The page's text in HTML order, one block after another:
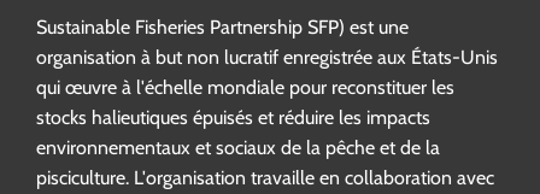
Sustainable Fisheries Partnership SFP) est une
organisation à but non lucratif enregistrée aux États-Unis
qui œuvre à l'échelle mondiale pour reconstituer les
stocks halieutiques épuisés et réduire les impacts
environnementaux et sociaux de la pêche et de la
pisciculture. L'organisation travaille en collaboration avec